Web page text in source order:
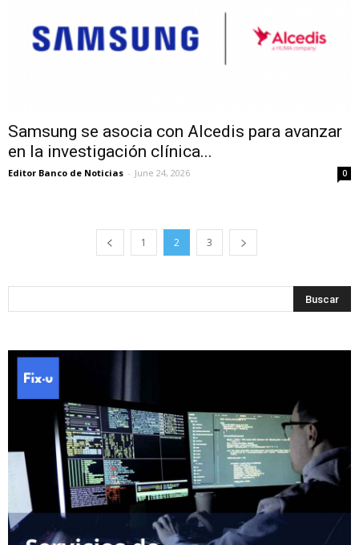
Samsung se asocia con Alcedis para avanzar
en la investigación clínica...
Editor Banco de Noticias - June 24, 2026 0
1 2 3